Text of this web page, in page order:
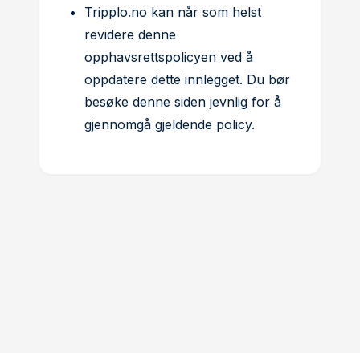
Tripplo.no kan når som helst
revidere denne
opphavsrettspolicyen ved å
oppdatere dette innlegget. Du bør
besøke denne siden jevnlig for å
gjennomgå gjeldende policy.